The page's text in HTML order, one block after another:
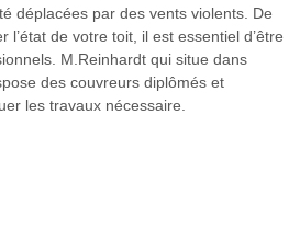
déplacées par des vents violents. De
l’état de votre toit, il est essentiel d’être
M.Reinhardt qui situe dans
des couvreurs diplômés et
les travaux nécessaire.